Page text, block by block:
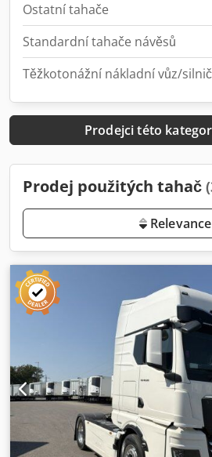
Ostatní tahače
Standardní tahače návěsů
Těžkotonážní nákladní vůz/
Prodejci této
Prodej použitých tahač
Relevance